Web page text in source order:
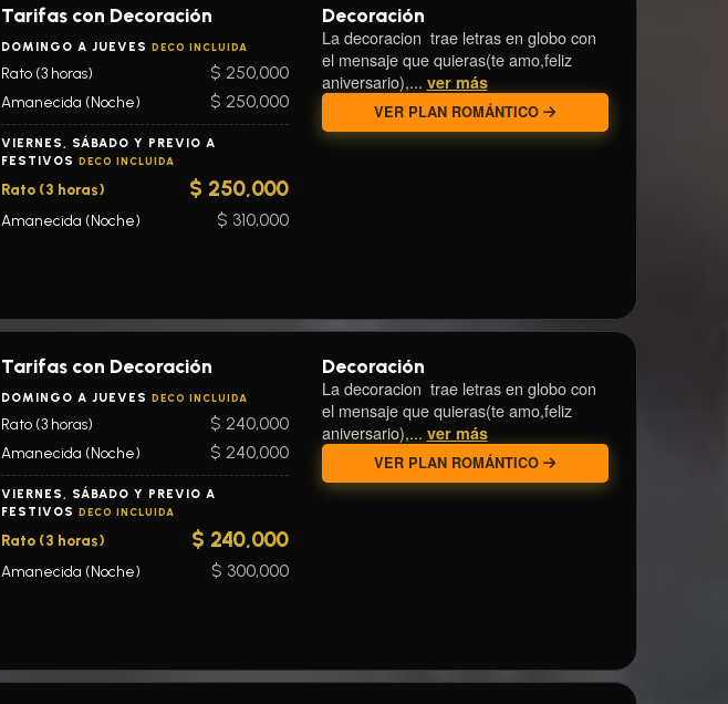
Tarifas con Decoración
DOMINGO A JUEVES DECO INCLUIDA
Rato (3 horas) $ 250,000
Amanecida (Noche) $ 250,000
VIERNES, SÁBADO Y PREVIO A
FESTIVOS DECO INCLUIDA
Rato (3 horas) $ 250,000
Amanecida (Noche) $ 310,000
Decoración
La decoracion trae letras en globo con
el mensaje que quieras(te amo,feliz
aniversario),... ver más
VER PLAN ROMÁNTICO
Tarifas con Decoración
DOMINGO A JUEVES DECO INCLUIDA
Rato (3 horas) $ 240,000
Amanecida (Noche) $ 240,000
VIERNES, SÁBADO Y PREVIO A
FESTIVOS DECO INCLUIDA
Rato (3 horas) $ 240,000
Amanecida (Noche) $ 300,000
Decoración
La decoracion trae letras en globo con
el mensaje que quieras(te amo,feliz
aniversario),... ver más
VER PLAN ROMÁNTICO